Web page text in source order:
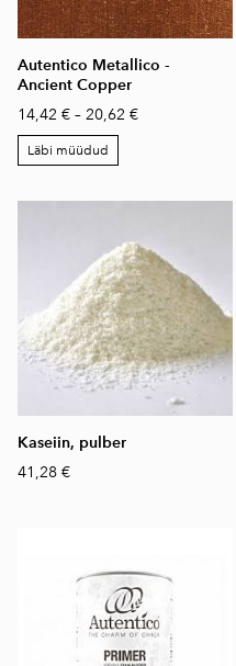
Autentico Metallico -
Ancient Copper
14,42 € – 20,62 €
Läbi müüdud
Kaseiin, pulber
41,28 €